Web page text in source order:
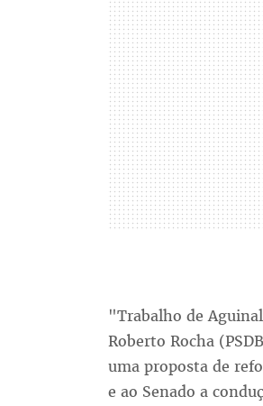
"Trabalho de
Roberto Rocha
uma proposta de
e ao Senado a